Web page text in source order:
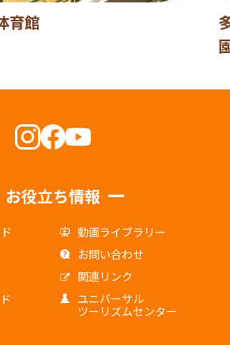
育館
お役立ち情報
動画ライブラリー
お問い合わせ
関連リンク
ユニバーサル
ツーリズムセンター